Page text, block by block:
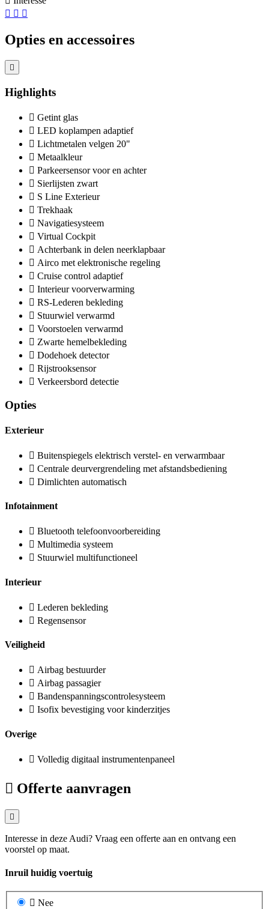
Opties en accessoires
Highlights
Getint glas
LED koplampen adaptief
Lichtmetalen velgen 20"
Metaalkleur
Parkeersensor voor en achter
Sierlijsten zwart
S Line Exterieur
Trekhaak
Navigatiesysteem
Virtual Cockpit
Achterbank in delen neerklapbaar
Airco met elektronische regeling
Cruise control adaptief
Interieur voorverwarming
RS-Lederen bekleding
Stuurwiel verwarmd
Voorstoelen verwarmd
Zwarte hemelbekleding
Dodehoek detector
Rijstrooksensor
Verkeersbord detectie
Opties
Exterieur
Buitenspiegels elektrisch verstel- en verwarmbaar
Centrale deurvergrendeling met afstandsbediening
Dimlichten automatisch
Infotainment
Bluetooth telefoonvoorbereiding
Multimedia systeem
Stuurwiel multifunctioneel
Interieur
Lederen bekleding
Regensensor
Veiligheid
Airbag bestuurder
Airbag passagier
Bandenspanningscontrolesysteem
Isofix bevestiging voor kinderzitjes
Overige
Volledig digitaal instrumentenpaneel
Offerte aanvragen
Interesse in deze Audi? Vraag een offerte aan en ontvang een
voorstel op maat.
Inruil huidig voertuig
Nee